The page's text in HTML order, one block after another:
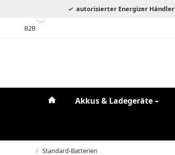
autorisierter Energizer Händler
B2B
#custom.linkHome#
Akkus & Ladegeräte
/ Standard-Batterien